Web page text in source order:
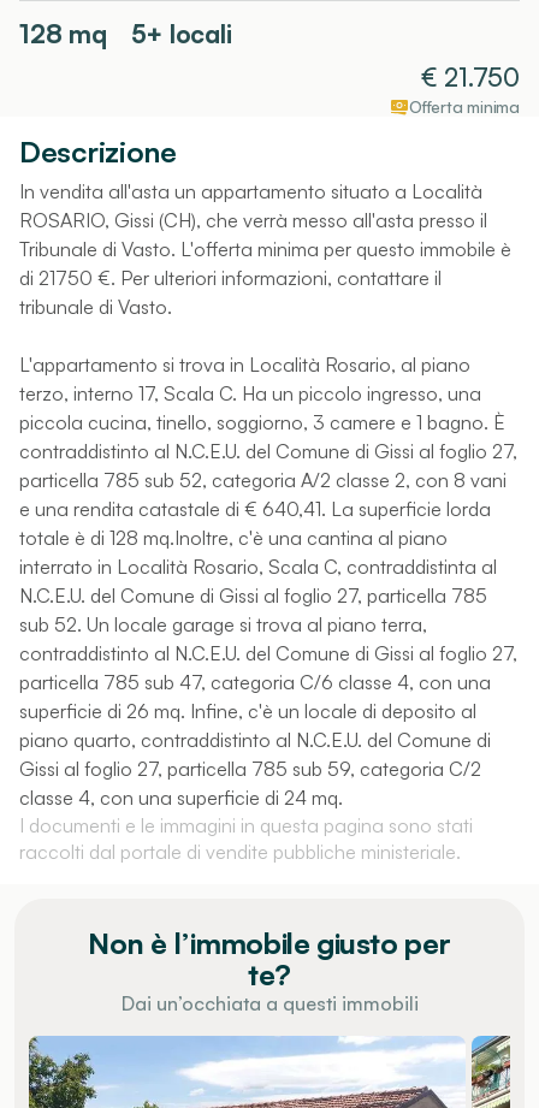
128 mq
5+ locali
€ 21.750
Offerta minima
Descrizione
In vendita all'asta un appartamento situato a Località
ROSARIO, Gissi (CH), che verrà messo all'asta presso il
Tribunale di Vasto. L'offerta minima per questo immobile è
di 21750 €. Per ulteriori informazioni, contattare il
tribunale di Vasto.
L'appartamento si trova in Località Rosario, al piano
terzo, interno 17, Scala C. Ha un piccolo ingresso, una
piccola cucina, tinello, soggiorno, 3 camere e 1 bagno. È
contraddistinto al N.C.E.U. del Comune di Gissi al foglio 27,
particella 785 sub 52, categoria A/2 classe 2, con 8 vani
e una rendita catastale di € 640,41. La superficie lorda
totale è di 128 mq.Inoltre, c'è una cantina al piano
interrato in Località Rosario, Scala C, contraddistinta al
N.C.E.U. del Comune di Gissi al foglio 27, particella 785
sub 52. Un locale garage si trova al piano terra,
contraddistinto al N.C.E.U. del Comune di Gissi al foglio 27,
particella 785 sub 47, categoria C/6 classe 4, con una
superficie di 26 mq. Infine, c'è un locale di deposito al
piano quarto, contraddistinto al N.C.E.U. del Comune di
Gissi al foglio 27, particella 785 sub 59, categoria C/2
classe 4, con una superficie di 24 mq.
I documenti e le immagini in questa pagina sono stati
raccolti dal portale di vendite pubbliche ministeriale.
Non è l’immobile giusto per
te?
Dai un’occhiata a questi immobili